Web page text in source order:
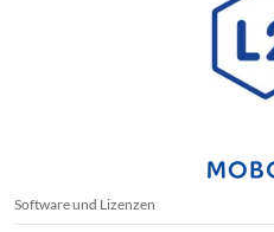
Software und Lizenzen